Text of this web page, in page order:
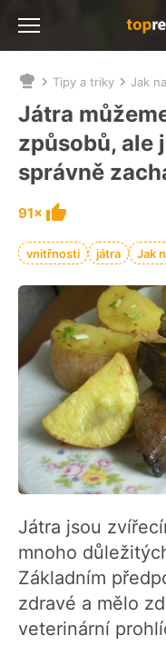
Nacházíte
se
zde:
Tipy a triky Jak
Játra
způsobů, ale
správně
91×
vnitřnosti játra Jak
Játra jsou
mnoho
Základním
zdravé a mělo
veterinární